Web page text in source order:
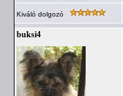
Kiváló dolgozó
buksi4